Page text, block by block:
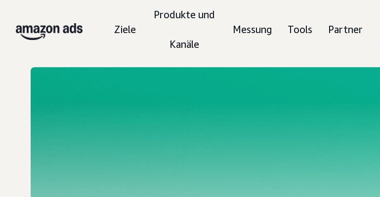
Ziele
Produkte und
Kanäle
Messung Tools Partner